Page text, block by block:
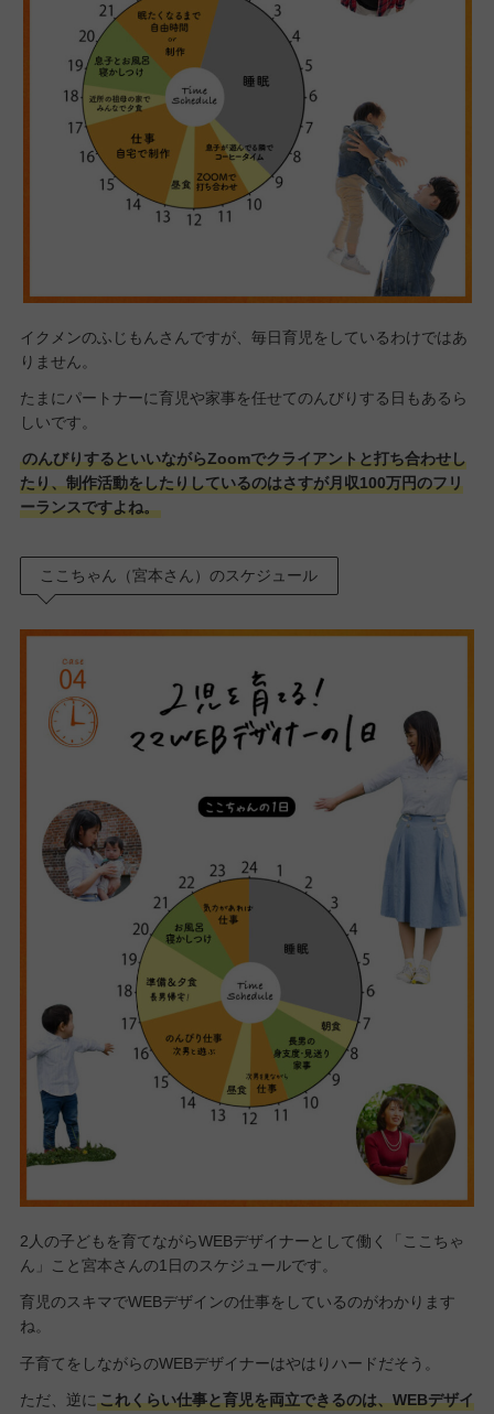
イクメンのふじもんさんですが、毎日育児をしているわけではあ
りません。
たまにパートナーに育児や家事を任せてのんびりする日もあるら
しいです。
のんびりするといいながらZoomでクライアントと打ち合わせし
たり、制作活動をしたりしているのはさすが月収100万円のフリ
ーランスですよね。
ここちゃん（宮本さん）のスケジュール
2人の子どもを育てながらWEBデザイナーとして働く「ここちゃ
ん」こと宮本さんの1日のスケジュールです。
育児のスキマでWEBデザインの仕事をしているのがわかります
ね。
子育てをしながらのWEBデザイナーはやはりハードだそう。
ただ、逆に これくらい仕事と育児を両立できるのは、WEBデザイ